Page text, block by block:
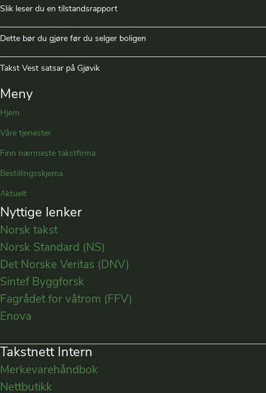
Slik leser du en tilstandsrapport
Dette bør du gjøre før du selger boligen
Takst Vest satsar på Gjøvik
Meny
Hjem
Våre tjenester
Finn nærmeste takstfirma
Bestillingsskjema
Aktuelt
Nyttige lenker
Norsk takst
Norsk Standard (NS)
Det Norske Veritas (DNV)
Sintef Byggforsk
Fagrådet for våtrom (FFV)
Enova
Takstnett Intern
Merkevarehåndbok
Nettbutikk